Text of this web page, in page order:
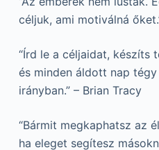
céljuk, ami motiválná
“Írd le a céljaidat, készíts
és minden áldott nap
irányban.” – Brian Tracy
“Bármit megkaphatsz az
ha eleget segítesz